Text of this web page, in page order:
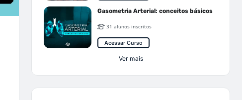
Gasometria Arterial: conceitos básicos
31 alunos inscritos
Acessar Curso
Ver mais